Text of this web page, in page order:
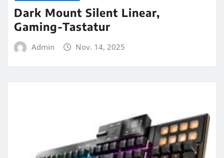
Dark Mount Silent Linear,
Gaming-Tastatur
Admin Nov. 14, 2025